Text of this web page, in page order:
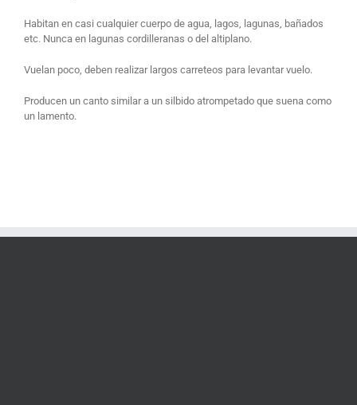
Habitan en casi cualquier cuerpo de agua, lagos, lagunas, bañados
etc. Nunca en lagunas cordilleranas o del altiplano.
Vuelan poco, deben realizar largos carreteos para levantar vuelo.
Producen un canto similar a un silbido atrompetado que suena como
un lamento.